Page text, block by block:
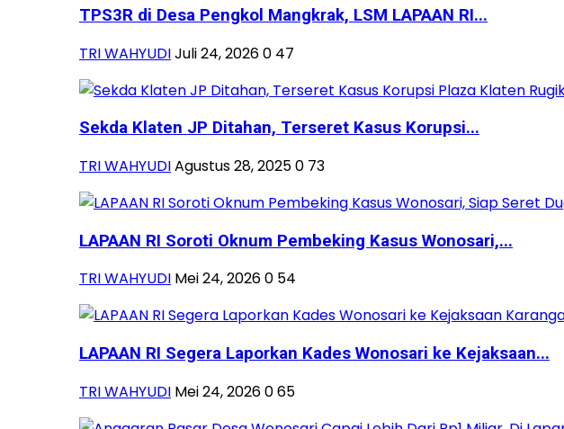
TPS3R di Desa Pengkol Mangkrak, LSM LAPAAN RI...
TRI WAHYUDIJuli 24, 20260 47
Sekda Klaten JP Ditahan, Terseret Kasus Korupsi...
TRI WAHYUDIAgustus 28, 20250 73
LAPAAN RI Soroti Oknum Pembeking Kasus Wonosari,...
TRI WAHYUDI Mei 24, 20260 54
LAPAAN RI Segera Laporkan Kades Wonosari ke Kejaksaan...
TRI WAHYUDI Mei 24, 2026065